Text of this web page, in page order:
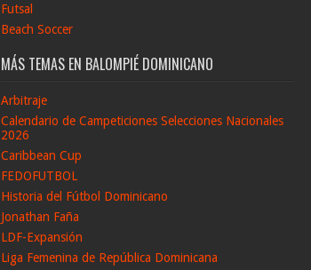
Futsal
Beach Soccer
MÁS TEMAS EN BALOMPIÉ DOMINICANO
Arbitraje
Calendario de Campeticiones Selecciones Nacionales
2026
Caribbean Cup
FEDOFUTBOL
Historia del Fútbol Dominicano
Jonathan Faña
LDF-Expansión
Liga Femenina de República Dominicana